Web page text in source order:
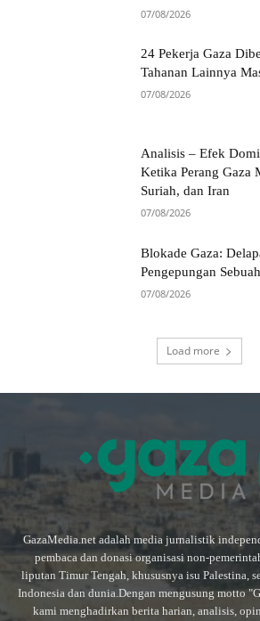
07/08/2026
24 Pekerja Gaza
Tahanan Lainnya
07/08/2026
Analisis – Efek
Ketika Perang Gaza
Suriah, dan Iran
07/08/2026
Blokade Gaza:
Pengepungan
07/08/2026
Load more
GazaMedia.net adalah media jurnalistik
pembaca dan donasi organisasi non-
liputan Timur Tengah, khususnya isu Palestina,
Indonesia dan dunia.Dengan mengusung motto
kami menghadirkan berita harian, analisis,